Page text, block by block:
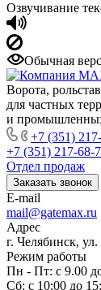
Озвучивание
Обычная
Ворота,
для частных
и
+7 (351)
+7 (351) 217-68-
Отдел продаж
Заказать звонок
E-mail
mail@gatemax.ru
Адрес
г. Челябинск,
Режим работы
Пн - Пт: с 9.00
Сб: с 10:00 до